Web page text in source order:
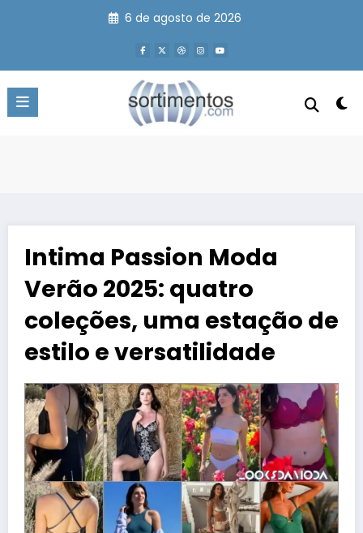
6 de agosto de 2026
Intima Passion Moda
Verão 2025: quatro
coleções, uma estação de
estilo e versatilidade